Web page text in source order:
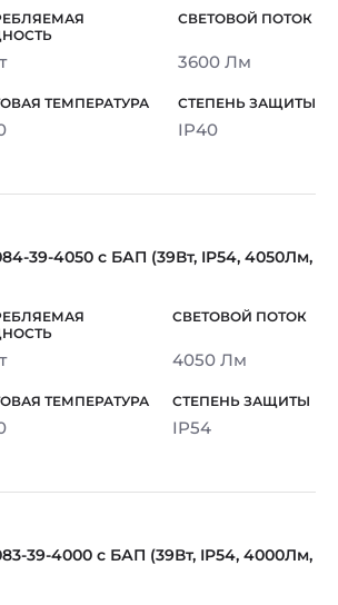
3600 Лм
IP40
39-4050 с БАП (39Вт, IP54, 4050Лм,
4050 Лм
IP54
39-4000 с БАП (39Вт, IP54, 4000Лм,